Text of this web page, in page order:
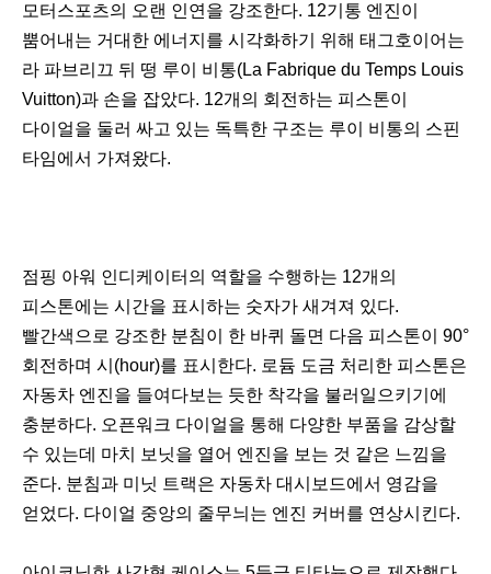
모터스포츠의 오랜 인연을 강조한다. 12기통 엔진이
뿜어내는 거대한 에너지를 시각화하기 위해 태그호이어는
라 파브리끄 뒤 떵 루이 비통(La Fabrique du Temps Louis
Vuitton)과 손을 잡았다. 12개의 회전하는 피스톤이
다이얼을 둘러 싸고 있는 독특한 구조는 루이 비통의 스핀
타임에서 가져왔다.
점핑 아워 인디케이터의 역할을 수행하는 12개의
피스톤에는 시간을 표시하는 숫자가 새겨져 있다.
빨간색으로 강조한 분침이 한 바퀴 돌면 다음 피스톤이 90°
회전하며 시(hour)를 표시한다. 로듐 도금 처리한 피스톤은
자동차 엔진을 들여다보는 듯한 착각을 불러일으키기에
충분하다. 오픈워크 다이얼을 통해 다양한 부품을 감상할
수 있는데 마치 보닛을 열어 엔진을 보는 것 같은 느낌을
준다. 분침과 미닛 트랙은 자동차 대시보드에서 영감을
얻었다. 다이얼 중앙의 줄무늬는 엔진 커버를 연상시킨다.